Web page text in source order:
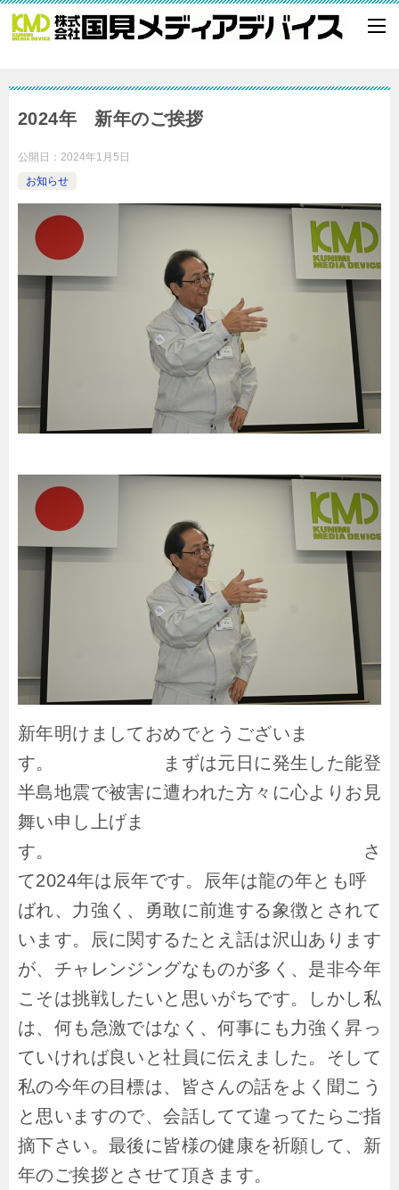
2024年 新年のご挨拶
公開日： 2024年1月5日
お知らせ
新年明けましておめでとうございま
す。 まずは元日に発生した能登
半島地震で被害に遭われた方々に心よりお見
舞い申し上げま
す。 さ
て2024年は辰年です。辰年は龍の年とも呼
ばれ、力強く、勇敢に前進する象徴とされて
います。辰に関するたとえ話は沢山あります
が、チャレンジングなものが多く、是非今年
こそは挑戦したいと思いがちです。しかし私
は、何も急激ではなく、何事にも力強く昇っ
ていければ良いと社員に伝えました。そして
私の今年の目標は、皆さんの話をよく聞こう
と思いますので、会話してて違ってたらご指
摘下さい。最後に皆様の健康を祈願して、新
年のご挨拶とさせて頂きます。